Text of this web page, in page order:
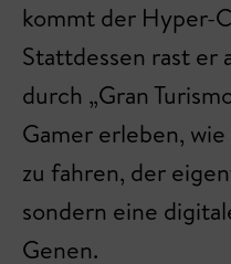
kommt der Hyper-
Stattdessen rast
durch „Gran
Gamer erleben,
zu fahren, der
sondern eine
Genen.